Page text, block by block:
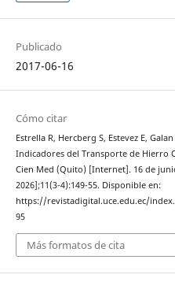
Publicado
2017-06-16
Cómo citar
Estrella R, Hercberg S, Estevez E,
Indicadores del Transporte de Hierro
Cien Med (Quito) [Internet]. 16 de
2026];11(3-4):149-55. Disponible en:
https://revistadigital.uce.edu.ec/
95
Más formatos de cita